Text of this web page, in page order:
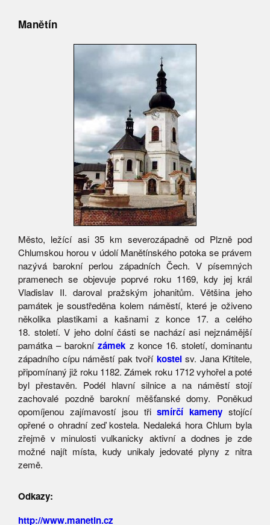
Manětín
Město, ležící asi 35 km severozápadně od Plzně pod
Chlumskou horou v údolí Manětínského potoka se právem
nazývá barokní perlou západních Čech. V písemných
pramenech se objevuje poprvé roku 1169, kdy jej král
Vladislav II. daroval pražským johanitům. Většina jeho
památek je soustředěna kolem náměstí, které je oživeno
několika plastikami a kašnami z konce 17. a celého
18. století. V jeho dolní části se nachází asi nejznámější
památka – baroknízámek z konce 16. století, dominantu
západního cípu náměstí pak tvoří kostelsv. Jana Křtitele,
připomínaný již roku 1182. Zámek roku 1712 vyhořel a poté
byl přestavěn. Podél hlavní silnice a na náměstí stojí
zachovalé pozdně barokní měšťanské domy. Poněkud
opomíjenou zajímavostí jsou třismírčí kameny stojící
opřené o ohradní zeď kostela. Nedaleká hora Chlum byla
zřejmě v minulosti vulkanicky aktivní a dodnes je zde
možné najít místa, kudy unikaly jedovaté plyny z nitra
země.
Odkazy:
http://www.manetin.cz